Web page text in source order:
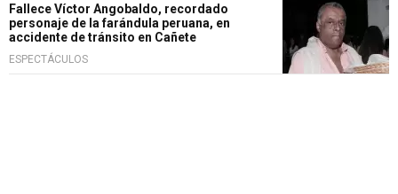
Fallece Víctor Angobaldo, recordado
personaje de la farándula peruana, en
accidente de tránsito en Cañete
ESPECTÁCULOS